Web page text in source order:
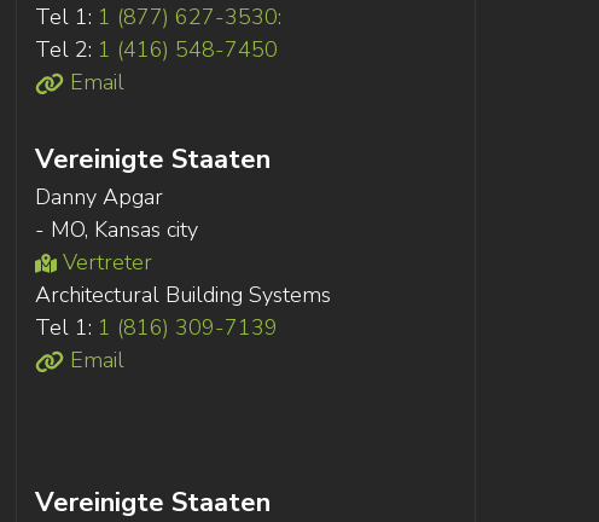
Tel 1: 1 (877) 627-3530:
Tel 2: 1 (416) 548-7450
Email
Vereinigte Staaten
Danny Apgar
- MO, Kansas city
Vertreter
Architectural Building Systems
Tel 1: 1 (816) 309-7139
Email
Vereinigte Staaten